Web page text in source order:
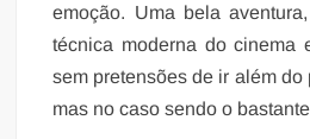
emoção. Uma bela
técnica moderna do cinema
sem pretensões de ir além do
mas no caso sendo o